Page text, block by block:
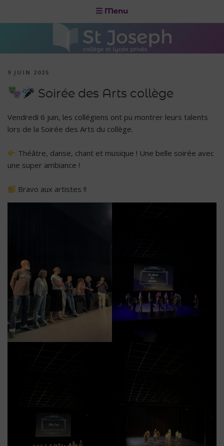
Menu
9 JUIN 2025
Soirée des Arts collège
Vendredi 6 juin, les collégiens ont pu montrer leurs talents
lors de la Soirée des Arts du collège.
Théâtre, danse, chant et musique ! Une belle soirée avec
une super ambiance !
Bravo aux artistes !!